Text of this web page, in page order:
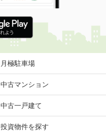
月極駐車場
中古マンション
中古一戸建て
投資物件を探す